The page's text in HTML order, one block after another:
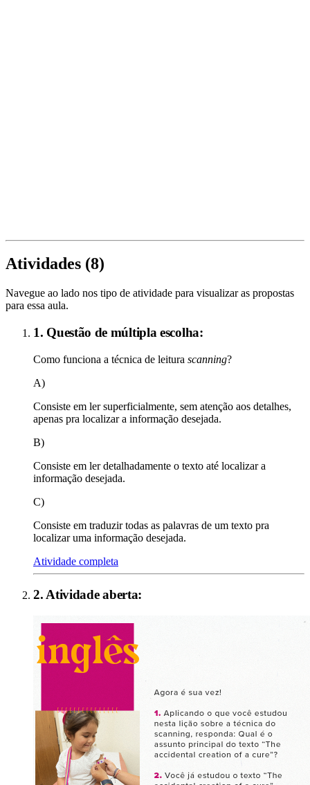
Atividades (8)
Navegue ao lado nos tipo de atividade para visualizar as propostas
para essa aula.
1. Questão de múltipla escolha:
Como funciona a técnica de leitura scanning?
A)
Consiste em ler superficialmente, sem atenção aos detalhes,
apenas pra localizar a informação desejada.
B)
Consiste em ler detalhadamente o texto até localizar a
informação desejada.
C)
Consiste em traduzir todas as palavras de um texto pra
localizar uma informação desejada.
Atividade completa
2. Atividade aberta: